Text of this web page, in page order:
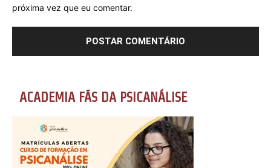
próxima vez que eu comentar.
ACADEMIA FÃS DA PSICANÁLISE